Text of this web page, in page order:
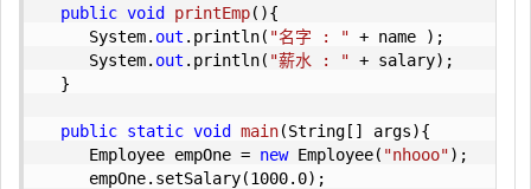
public void printEmp( ){
System. out .println( "名字 : " + name );
System. out .println( "薪水 : " + salary);
}
public static void main(String[] args){
Employee empOne = new Employee( "nhooo");
empOne.setSalary(1000.0);